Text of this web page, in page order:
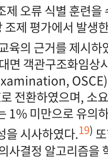
제 오류 식별 훈련을
제 평가에서 발생
육의 근거를 제시하
면 객관구조화임
OSCE)
전환하였으며, 소
1% 미만으로 유의
을 시사하였다.19)
사결정 알고리즘을